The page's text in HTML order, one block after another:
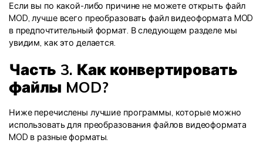
Если вы по какой-либо причине не можете открыть файл
MOD, лучше всего преобразовать файл видеоформата MOD
в предпочтительный формат. В следующем разделе мы
увидим, как это делается.
Часть 3. Как конвертировать
файлы MOD?
Ниже перечислены лучшие программы, которые можно
использовать для преобразования файлов видеоформата
MOD в разные форматы.